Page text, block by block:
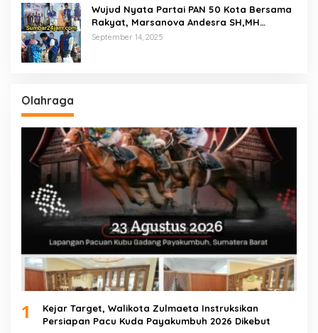
Wujud Nyata Partai PAN 50 Kota Bersama
Rakyat, Marsanova Andesra SH,MH
Salurkan 600 Karung Beras Untuk
September 14, 2025
Olahraga
1
Kejar Target, Walikota Zulmaeta Instruksikan
Persiapan Pacu Kuda Payakumbuh 2026 Dikebut